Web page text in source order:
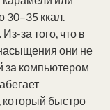
30–35 ккал.
за того, что в
они не
за компьютером
который быстро